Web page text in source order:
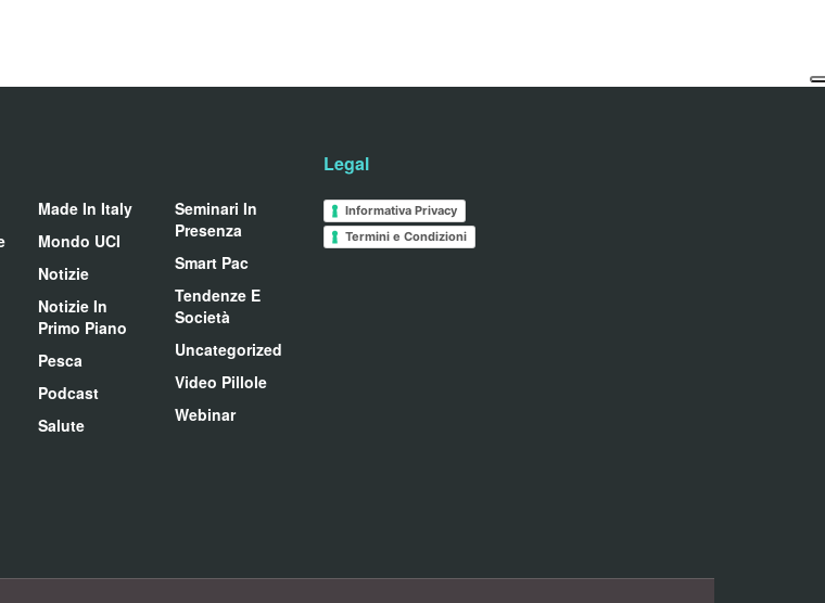
Made In Italy
Mondo UCI
Notizie
Notizie In
Primo Piano
Pesca
Podcast
Salute
Seminari In
Presenza
Smart Pac
Tendenze E
Società
Uncategorized
Video Pillole
Webinar
Legal
Informativa Privacy
Termini e Condizioni